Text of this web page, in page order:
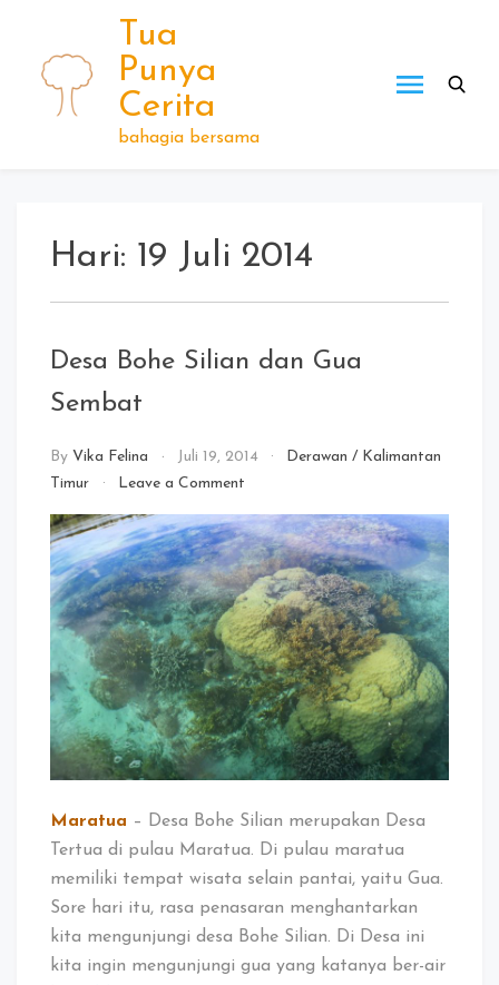
content
Tua
Punya
Cerita
bahagia bersama
Hari: 19 Juli 2014
Desa Bohe Silian dan Gua
Sembat
By Vika Felina Juli 19, 2014 Derawan / Kalimantan
Timur
Leave a Commenton
Bohe
Silian
dan
Gua
Sembat
Maratua – Desa Bohe Silian merupakan Desa
Tertua di pulau Maratua. Di pulau maratua
memiliki tempat wisata selain pantai, yaitu Gua.
Sore hari itu, rasa penasaran menghantarkan
kita mengunjungi desa Bohe Silian. Di Desa ini
kita ingin mengunjungi gua yang katanya ber-air